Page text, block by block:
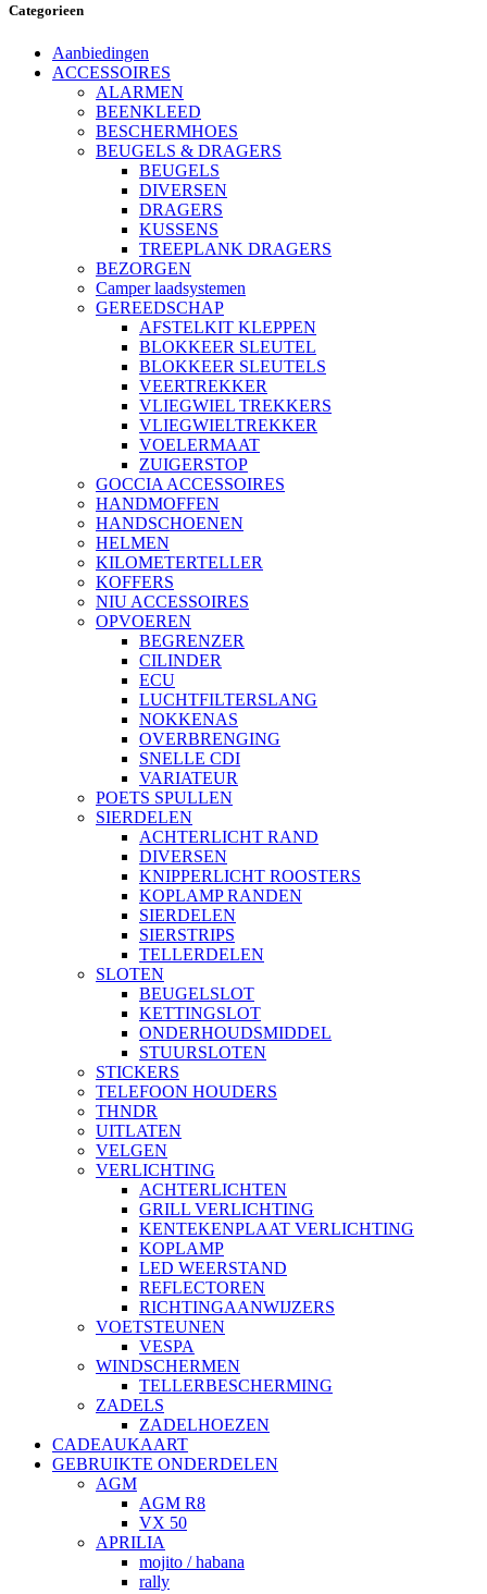
Categorieen
Aanbiedingen
ACCESSOIRES
ALARMEN
BEENKLEED
BESCHERMHOES
BEUGELS & DRAGERS
BEUGELS
DIVERSEN
DRAGERS
KUSSENS
TREEPLANK DRAGERS
BEZORGEN
Camper laadsystemen
GEREEDSCHAP
AFSTELKIT KLEPPEN
BLOKKEER SLEUTEL
BLOKKEER SLEUTELS
VEERTREKKER
VLIEGWIEL TREKKERS
VLIEGWIELTREKKER
VOELERMAAT
ZUIGERSTOP
GOCCIA ACCESSOIRES
HANDMOFFEN
HANDSCHOENEN
HELMEN
KILOMETERTELLER
KOFFERS
NIU ACCESSOIRES
OPVOEREN
BEGRENZER
CILINDER
ECU
LUCHTFILTERSLANG
NOKKENAS
OVERBRENGING
SNELLE CDI
VARIATEUR
POETS SPULLEN
SIERDELEN
ACHTERLICHT RAND
DIVERSEN
KNIPPERLICHT ROOSTERS
KOPLAMP RANDEN
SIERDELEN
SIERSTRIPS
TELLERDELEN
SLOTEN
BEUGELSLOT
KETTINGSLOT
ONDERHOUDSMIDDEL
STUURSLOTEN
STICKERS
TELEFOON HOUDERS
THNDR
UITLATEN
VELGEN
VERLICHTING
ACHTERLICHTEN
GRILL VERLICHTING
KENTEKENPLAAT VERLICHTING
KOPLAMP
LED WEERSTAND
REFLECTOREN
RICHTINGAANWIJZERS
VOETSTEUNEN
VESPA
WINDSCHERMEN
TELLERBESCHERMING
ZADELS
ZADELHOEZEN
CADEAUKAART
GEBRUIKTE ONDERDELEN
AGM
AGM R8
VX 50
APRILIA
mojito / habana
rally